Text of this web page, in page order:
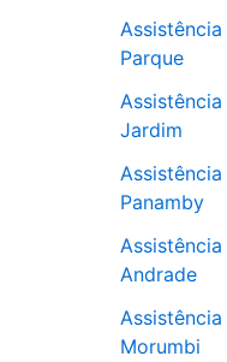
Parque
Jardim
Panamby
Andrade
Morumbi